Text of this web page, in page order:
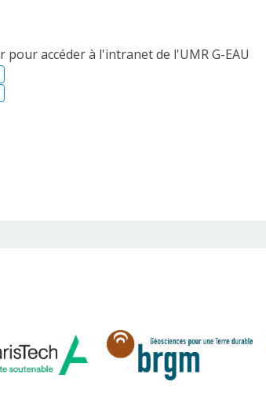
pour accéder à l'intranet de l'UMR G-EAU